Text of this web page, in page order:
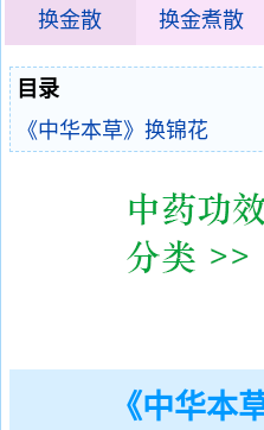
换金散 换金煮散
目录
《中华本草》换锦花
《中华本